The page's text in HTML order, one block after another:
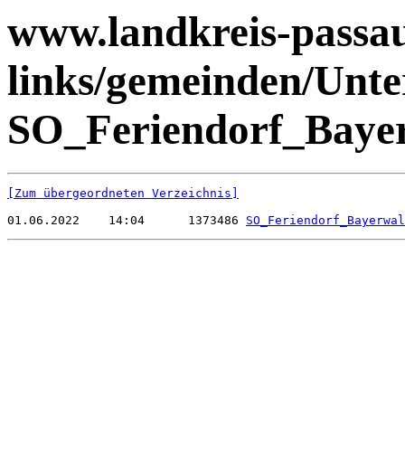
www.landkreis-
links/gemeinden/
[Zum übergeordneten Verzeichnis]
01.06.2022    14:04      1373486